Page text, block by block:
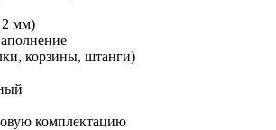
мм)
корзины, штанги)
комплектацию